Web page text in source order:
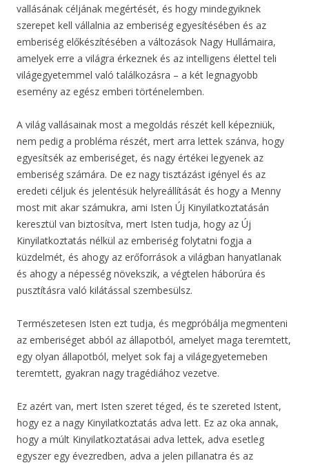
vallásának céljának megértését, és hogy mindegyiknek
szerepet kell vállalnia az emberiség egyesítésében és az
emberiség előkészítésében a változások Nagy Hullámaira,
amelyek erre a világra érkeznek és az intelligens élettel teli
világegyetemmel való találkozásra – a két legnagyobb
esemény az egész emberi történelemben.
A világ vallásainak most a megoldás részét kell képezniük,
nem pedig a probléma részét, mert arra lettek szánva, hogy
egyesítsék az emberiséget, és nagy értékei legyenek az
emberiség számára. De ez nagy tisztázást igényel és az
eredeti céljuk és jelentésük helyreállítását és hogy a Menny
most mit akar számukra, ami Isten Új Kinyilatkoztatásán
keresztül van biztosítva, mert Isten tudja, hogy az Új
Kinyilatkoztatás nélkül az emberiség folytatni fogja a
küzdelmét, és ahogy az erőforrások a világban hanyatlanak
és ahogy a népesség növekszik, a végtelen háborúra és
pusztításra való kilátással szembesülsz.
Természetesen Isten ezt tudja, és megpróbálja megmenteni
az emberiséget abból az állapotból, amelyet maga teremtett,
egy olyan állapotból, melyet sok faj a világegyetemeben
teremtett, gyakran nagy tragédiához vezetve.
Ez azért van, mert Isten szeret téged, és te szereted Istent,
hogy ez a nagy Kinyilatkoztatás adva lett. Ez az oka annak,
hogy a múlt Kinyilatkoztatásai adva lettek, adva esetleg
egyszer egy évezredben, adva a jelen pillanatra és az